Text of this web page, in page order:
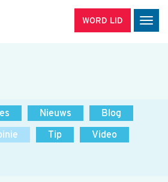
WORD LID
Nieuws
Blog
Tip
Video